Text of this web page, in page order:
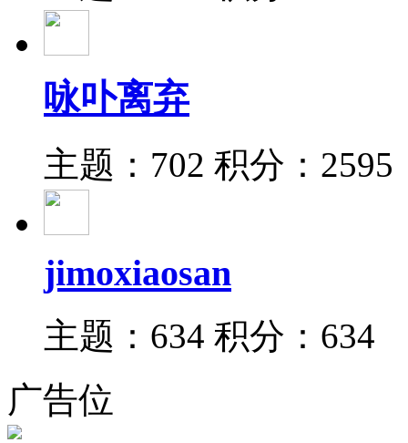
咏卟离弃
主题：702 积分：2595
jimoxiaosan
主题：634 积分：634
广告位